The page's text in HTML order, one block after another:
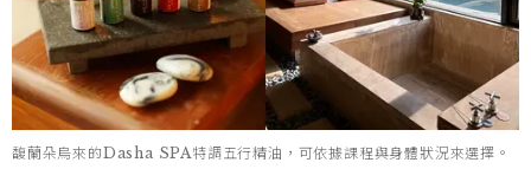
馥蘭朵烏來的Dasha SPA特調五行精油，可依據課程與身體狀況來選擇。